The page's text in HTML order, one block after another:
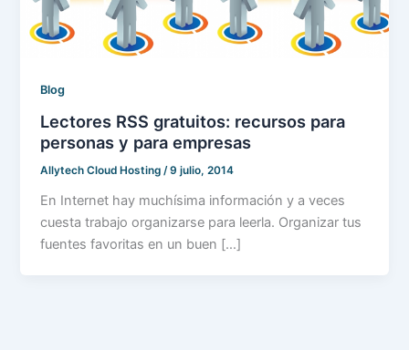
Blog
Lectores RSS gratuitos: recursos para
personas y para empresas
Allytech Cloud Hosting/9 julio, 2014
En Internet hay muchísima información y a veces
cuesta trabajo organizarse para leerla. Organizar tus
fuentes favoritas en un buen […]